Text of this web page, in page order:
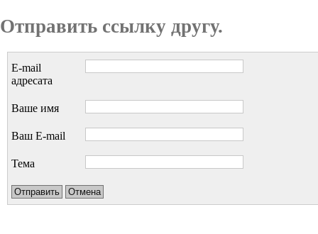
Отправить ссылку другу.
E-mail
адресата
Ваше имя
Ваш E-mail
Тема
Отправить Отмена